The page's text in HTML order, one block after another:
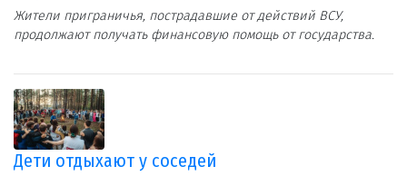
Жители приграничья, пострадавшие от действий ВСУ,
продолжают получать финансовую помощь от государства.
Дети отдыхают у соседей